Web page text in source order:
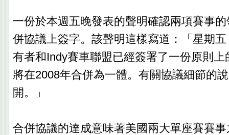
一份於本週五晚發表的聲明確認兩項賽事
併協議上簽字。該聲明這樣寫道：「星期
有者和Indy賽車聯盟已經簽署了一份原則
將在2008年合併為一體。有關協議細節的
開。」
合併協議的達成意味著美國兩大單座賽賽